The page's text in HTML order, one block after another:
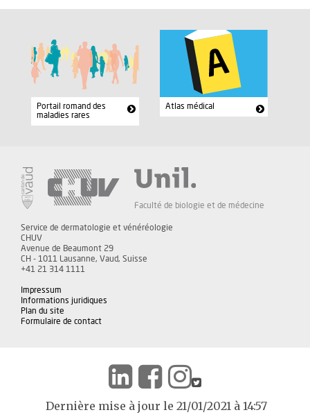
Portail romand des
maladies rares
Atlas médical
Faculté de biologie et de médecine
Service de dermatologie et vénéréologie
CHUV
Avenue de Beaumont 29
CH - 1011 Lausanne, Vaud, Suisse
+41 21 314 1111
Impressum
Informations juridiques
Plan du site
Formulaire de contact
Dernière mise à jour le 21/01/2021 à 14:57